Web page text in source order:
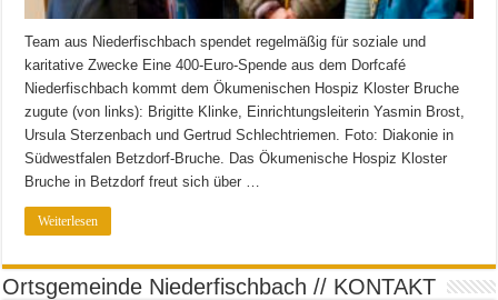
Team aus Niederfischbach spendet regelmäßig für soziale und
karitative Zwecke Eine 400-Euro-Spende aus dem Dorfcafé
Niederfischbach kommt dem Ökumenischen Hospiz Kloster Bruche
zugute (von links): Brigitte Klinke, Einrichtungsleiterin Yasmin Brost,
Ursula Sterzenbach und Gertrud Schlechtriemen. Foto: Diakonie in
Südwestfalen Betzdorf-Bruche. Das Ökumenische Hospiz Kloster
Bruche in Betzdorf freut sich über …
Weiterlesen
Ortsgemeinde Niederfischbach // KONTAKT